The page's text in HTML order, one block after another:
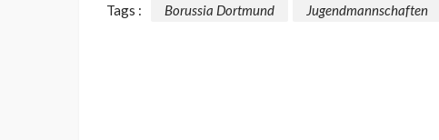
Tags : Borussia Dortmund Jugendmannschaften